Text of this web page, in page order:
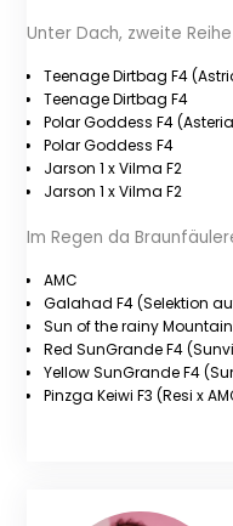
Unter Dach, zweite Reihe
Teenage Dirtbag F4
Teenage Dirtbag F4
Polar Goddess F4
Polar Goddess F4
Jarson 1 x Vilma F2
Jarson 1 x Vilma F2
Im Regen da
AMC
Galahad F4 (Selektion
Sun of the rainy
Red SunGrande F4
Yellow SunGrande F4
Pinzga Keiwi F3 (Resi x